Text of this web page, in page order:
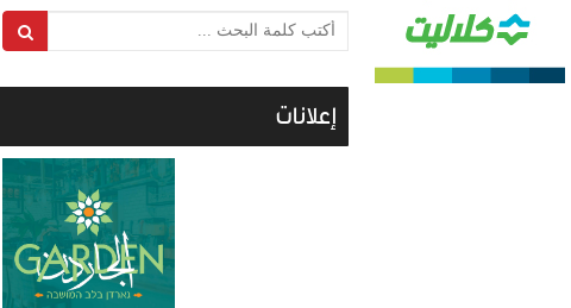
أكتب كلمة البحث ...
إعلانات